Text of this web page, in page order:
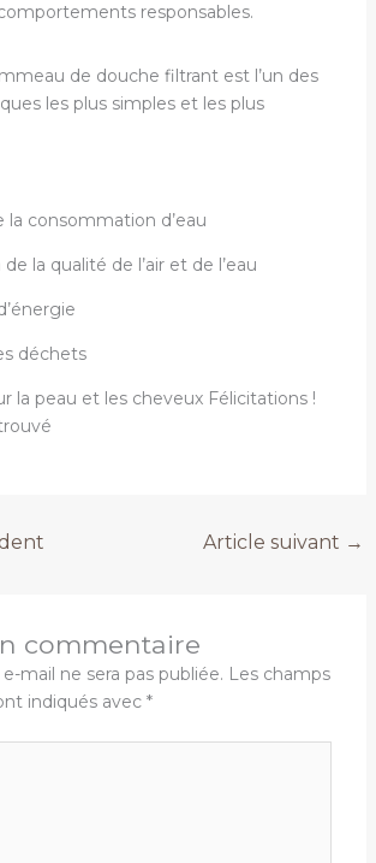
responsables.
de douche filtrant est l’un des
les plus simples et les plus
la consommation d’eau
la qualité de l’air et de l’eau
déchets
la peau et les cheveux Félicitations !
Article suivant →
commentaire
mail ne sera pas publiée. Les champs
indiqués avec *